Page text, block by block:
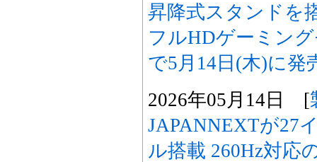
昇降式スタンドを
フルHDゲーミン
で5月14日(木)に発
2026年05月14日 [
JAPANNEXTが27
ル搭載 260Hz対応